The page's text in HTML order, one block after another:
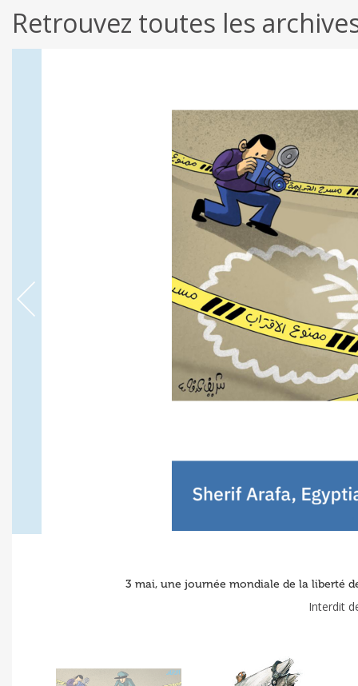
Retrouvez toutes les
3 mai, une journée mondiale de la liberté
Interdit